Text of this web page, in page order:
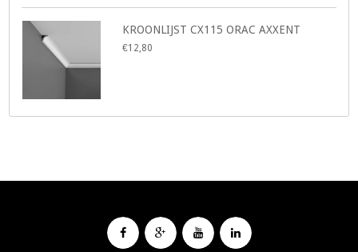
KROONLIJST CX115 ORAC AXXENT
€12,80